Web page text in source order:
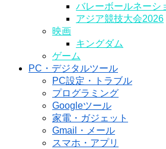
バレーボールネーシ
アジア競技大会2026
映画
キングダム
ゲーム
PC・デジタルツール
PC設定・トラブル
プログラミング
Googleツール
家電・ガジェット
Gmail・メール
スマホ・アプリ